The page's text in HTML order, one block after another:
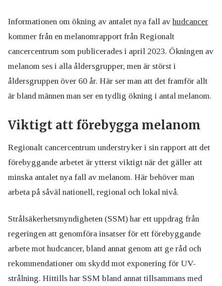
Informationen om ökning av antalet nya fall av hudcancer
kommer från en melanomrapport från Regionalt
cancercentrum som publicerades i april 2023. Ökningen av
melanom ses i alla åldersgrupper, men är störst i
åldersgruppen över 60 år. Här ser man att det framför allt
är bland männen man ser en tydlig ökning i antal melanom.
Viktigt att förebygga melanom
Regionalt cancercentrum understryker i sin rapport att det
förebyggande arbetet är ytterst viktigt när det gäller att
minska antalet nya fall av melanom. Här behöver man
arbeta på såväl nationell, regional och lokal nivå.
Strålsäkerhetsmyndigheten (SSM) har ett uppdrag från
regeringen att genomföra insatser för ett förebyggande
arbete mot hudcancer, bland annat genom att ge råd och
rekommendationer om skydd mot exponering för UV-
strålning. Hittills har SSM bland annat tillsammans med